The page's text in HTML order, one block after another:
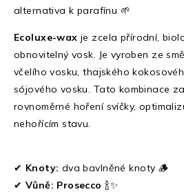
alternativa k parafínu 🌱
Ecoluxe-wax je zcela přírodní,
obnovitelný vosk. Je vyroben ze
včelího vosku, thajského
sójového vosku. Tato kombinace
rovnoměrné hoření svíčky,
nehořícím stavu.
✔ Knoty: dva bavlněné knoty 🪵
✔ Vůně: Prosecco 🍾✨